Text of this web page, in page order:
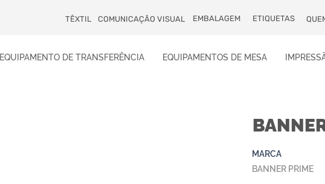
TÊXTIL COMUNICAÇÃO VISUAL EMBALAGEM ETIQUETAS
EQUIPAMENTO DE TRANSFERÊNCIA EQUIPAMENTOS DE MESA
MARCA
BANNER PRIME